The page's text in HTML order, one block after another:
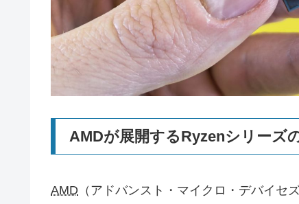
AMDが展開するRyzenシリーズ
AMD （アドバンスト・マイクロ・デバイセ